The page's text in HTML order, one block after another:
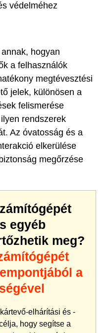
védelméhez
hogyan
a felhasználók
megtévesztési
jelek, különösen a
felismerése
rendszerek
Az óvatosság és a
elkerülése
megőrzése
egyéb
meg?
a
elhárítási és -
hogy segítse a